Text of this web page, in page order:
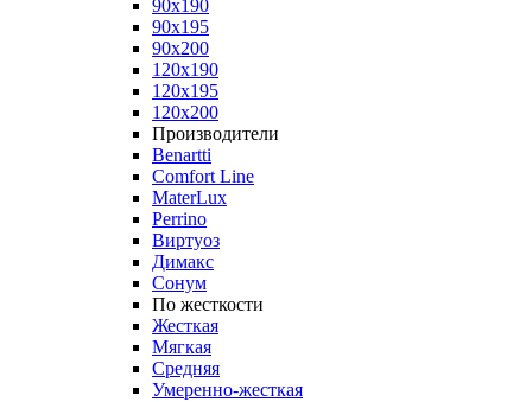
90x190
90x195
90x200
120x190
120x195
120x200
Производители
Benartti
Comfort Line
MaterLux
Perrino
Виртуоз
Димакс
Сонум
По жесткости
Жесткая
Мягкая
Средняя
Умеренно-жесткая